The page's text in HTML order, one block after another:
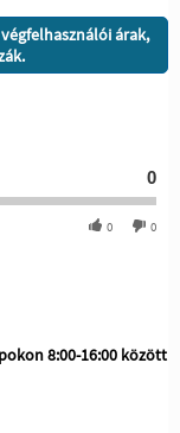
árak,
0
0 0
8:00-16:00 között